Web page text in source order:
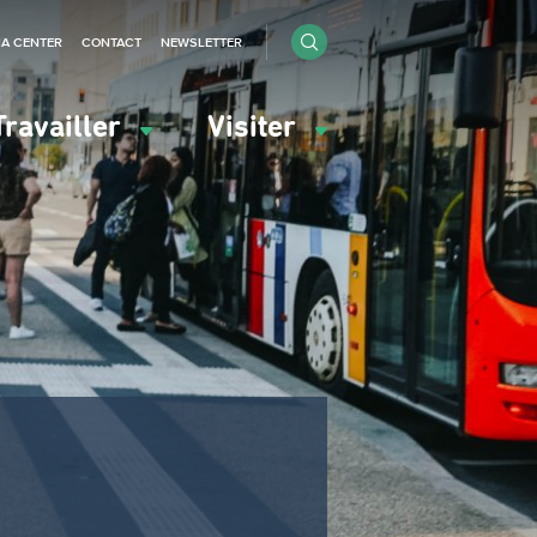
Visiter
CENTER CONTACT NEWSLETTER